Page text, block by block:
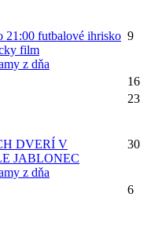
21:00 futbalové ihrisko
film
z dňa
9
16
23
DVERÍ V
JABLONEC
z dňa
30
6